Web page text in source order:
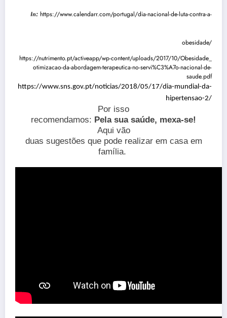
In: https://www.calendarr.com/portugal/dia-nacional-de-luta-contra-a-
obesidade/
https://nutrimento.pt/activeapp/wp-content/uploads/2017/10/Obesidade_
otimizacao-da-abordagem-terapeutica-no-servi%C3%A7o-nacional-de-
saude.pdf
https://www.sns.gov.pt/noticias/2018/05/17/dia-mundial-da-
hipertensao-2/
Por isso
recomendamos: Pela sua saúde, mexa-se!
Aqui vão
duas sugestões que pode realizar em casa em
família.